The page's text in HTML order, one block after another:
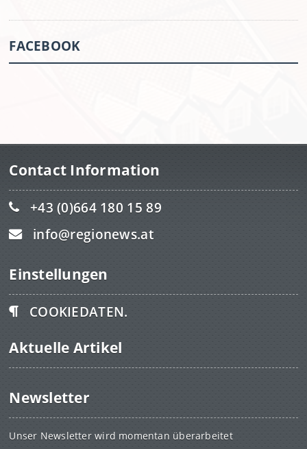
FACEBOOK
Contact Information
+43 (0)664 180 15 89
info@regionews.at
Einstellungen
COOKIEDATEN.
Aktuelle Artikel
Newsletter
Unser Newsletter wird momentan überarbeitet